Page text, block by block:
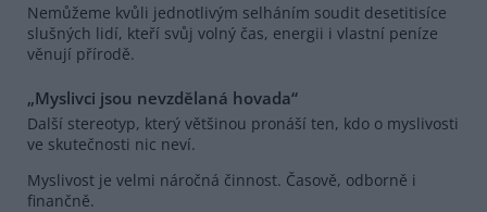
Nemůžeme kvůli jednotlivým selháním soudit desetitisíce
slušných lidí, kteří svůj volný čas, energii i vlastní peníze
věnují přírodě.
„Myslivci jsou nevzdělaná hovada“
Další stereotyp, který většinou pronáší ten, kdo o myslivosti
ve skutečnosti nic neví.
Myslivost je velmi náročná činnost. Časově, odborně i
finančně.